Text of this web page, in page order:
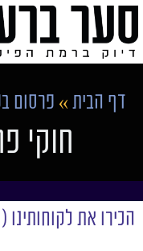
דף הבית » פרסום
חוקי
הכירו את